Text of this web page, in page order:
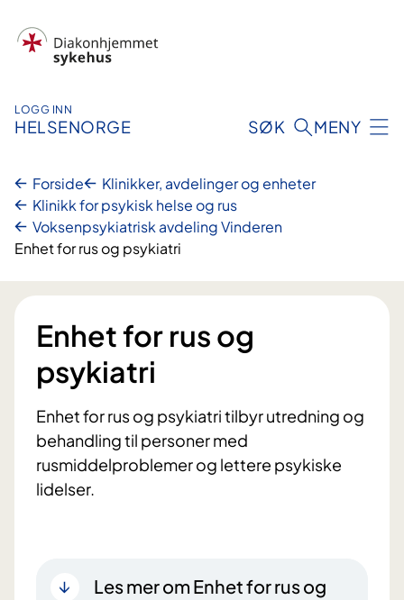
innhold
LOGG INN
HELSENORGE SØK MENY
Forside
Klinikker, avdelinger og enheter
Klinikk for psykisk helse og rus
Voksenpsykiatrisk avdeling Vinderen
Enhet for rus og psykiatri
Enhet for rus og
psykiatri
Enhet for rus og psykiatri tilbyr utredning og
behandling til personer med
rusmiddelproblemer og lettere psykiske
lidelser.
Les mer om Enhet for rus og